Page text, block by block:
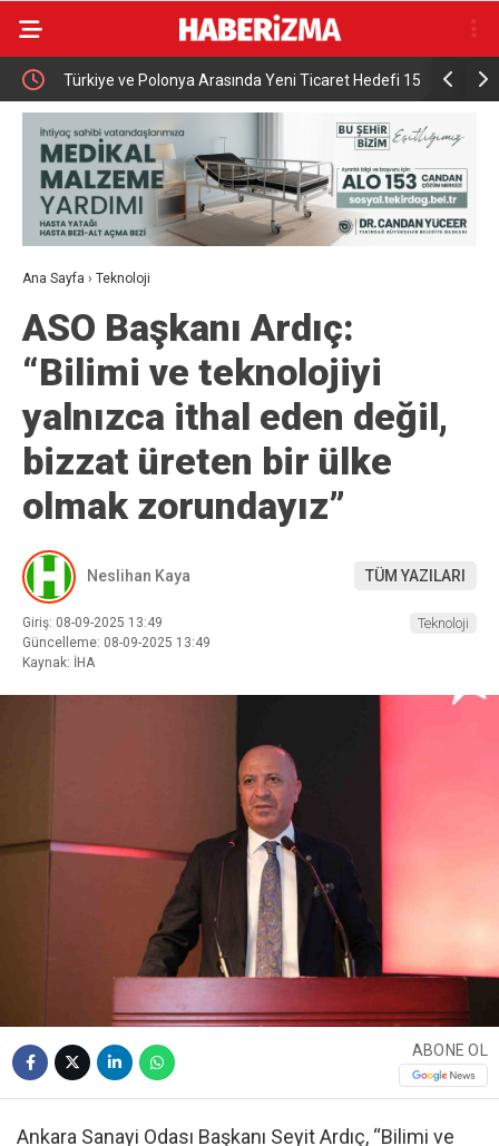
hak Türkiye ve Polonya Arasında Yeni Ticaret Hedefi 15
Milyar Dolar
İnegöl’de Soğan
Pazarda
Ana Sayfa › Teknoloji
ASO Başkanı Ardıç:
“Bilimi ve teknolojiyi
yalnızca ithal eden değil,
bizzat üreten bir ülke
olmak zorundayız”
Neslihan Kaya TÜM YAZILARI
Giriş: 08-09-2025 13:49
Güncelleme: 08-09-2025 13:49
Kaynak: İHA
Teknoloji
ABONE OL
Ankara Sanayi Odası Başkanı Seyit Ardıç, “Bilimi ve